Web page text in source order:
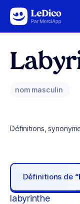
Aller au contenu
nom masculin
Définitions,
Définitions de
labyrinthe